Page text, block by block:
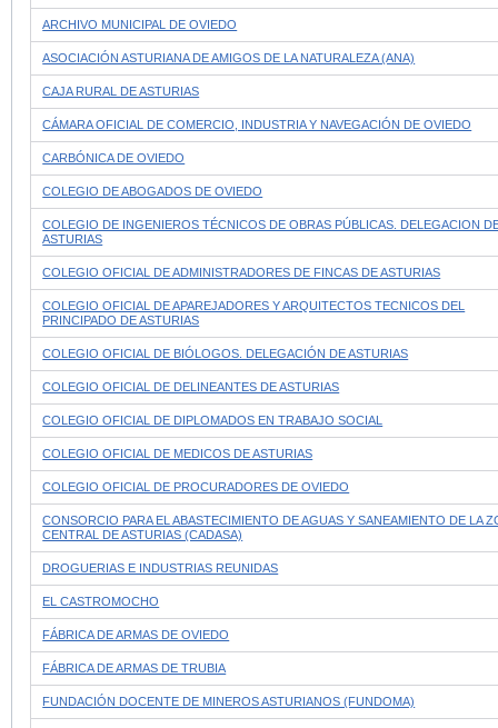
ARCHIVO MUNICIPAL DE OVIEDO
ASOCIACIÓN ASTURIANA DE AMIGOS DE LA NATURALEZA (ANA)
CAJA RURAL DE ASTURIAS
CÁMARA OFICIAL DE COMERCIO, INDUSTRIA Y NAVEGACIÓN DE OVIEDO
CARBÓNICA DE OVIEDO
COLEGIO DE ABOGADOS DE OVIEDO
COLEGIO DE INGENIEROS TÉCNICOS DE OBRAS PÚBLICAS. DELEGACION
ASTURIAS
COLEGIO OFICIAL DE ADMINISTRADORES DE FINCAS DE ASTURIAS
COLEGIO OFICIAL DE APAREJADORES Y ARQUITECTOS TECNICOS DEL
PRINCIPADO DE ASTURIAS
COLEGIO OFICIAL DE BIÓLOGOS. DELEGACIÓN DE ASTURIAS
COLEGIO OFICIAL DE DELINEANTES DE ASTURIAS
COLEGIO OFICIAL DE DIPLOMADOS EN TRABAJO SOCIAL
COLEGIO OFICIAL DE MEDICOS DE ASTURIAS
COLEGIO OFICIAL DE PROCURADORES DE OVIEDO
CONSORCIO PARA EL ABASTECIMIENTO DE AGUAS Y SANEAMIENTO DE LA
CENTRAL DE ASTURIAS (CADASA)
DROGUERIAS E INDUSTRIAS REUNIDAS
EL CASTROMOCHO
FÁBRICA DE ARMAS DE OVIEDO
FÁBRICA DE ARMAS DE TRUBIA
FUNDACIÓN DOCENTE DE MINEROS ASTURIANOS (FUNDOMA)